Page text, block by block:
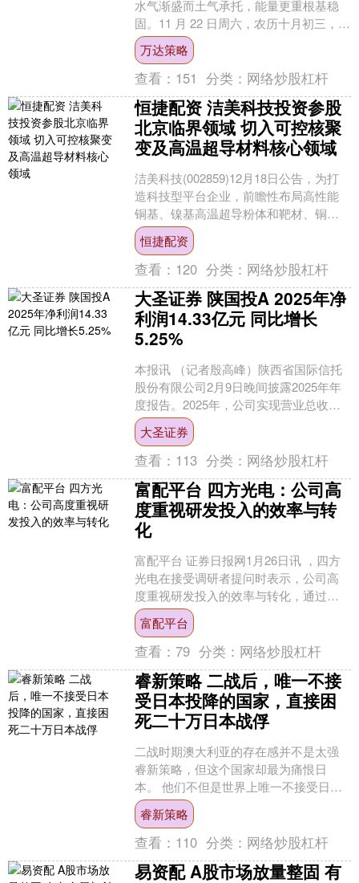
水气渐盛而土气承托，能量更重根基稳
固。11 月 22 日周六，农历十月初三，干
支组合为乙巳年丁亥月乙未日，乙木舒
展灵动，生在亥....
万达策略
查看： 151 分类： 网络炒股杠杆
恒捷配资 洁美科技投资参股
北京临界领域 切入可控核聚
变及高温超导材料核心领域
洁美科技(002859)12月18日公告，为打
造科技型平台企业，前瞻性布局高性能
铜基、镍基高温超导粉体和靶材、铜基
高温超导织构块体等高温超导行业上游
关键原材料，....
恒捷配资
查看： 120 分类： 网络炒股杠杆
大圣证券 陕国投A 2025年净
利润14.33亿元 同比增长
5.25%
本报讯 （记者殷高峰）陕西省国际信托
股份有限公司2月9日晚间披露2025年年
度报告。2025年，公司实现营业总收入
29.52亿元，同比增长0.85%；归属于上
市....
大圣证券
查看： 113 分类： 网络炒股杠杆
富配平台 四方光电：公司高
度重视研发投入的效率与转
化
富配平台 证券日报网1月26日讯 ，四方
光电在接受调研者提问时表示，公司高
度重视研发投入的效率与转化，通过建
立体系化的管理机制，致力于将研发资
源转化为可持续的技....
富配平台
查看：79 分类： 网络炒股杠杆
睿新策略 二战后，唯一不接
受日本投降的国家，直接困
死二十万日本战俘
二战时期澳大利亚的存在感并不是太强
睿新策略，但这个国家却最为痛恨日
本。 他们不但是世界上唯一不接受日本
投降的国家，用最狠辣的手段困死二十
万战俘，还曾强烈要求处决....
睿新策略
查看： 110 分类： 网络炒股杠杆
易资配 A股市场放量整固 有